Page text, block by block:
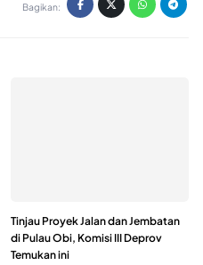
Bagikan:
Tinjau Proyek Jalan dan Jembatan
di Pulau Obi, Komisi III Deprov
Temukan ini